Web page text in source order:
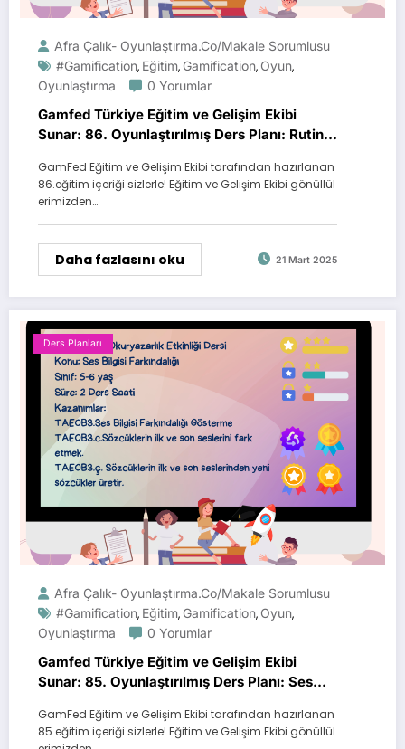
Afra Çalık- Oyunlaştırma.Co/Makale Sorumlusu
#gamification, Eğitim, Gamification, Oyun,
Oyunlaştırma
0 Yorumlar
Gamfed Türkiye Eğitim ve Gelişim Ekibi
Sunar: 86. Oyunlaştırılmış Ders Planı: Rutin
GamFed Eğitim ve Gelişim Ekibi tarafından hazırlanan
86.eğitim içeriği sizlerle! Eğitim ve Gelişim Ekibi gönüllül
erimizden…
Daha fazlasını oku 21 Mart 2025
Ders Planları
Afra Çalık- Oyunlaştırma.Co/Makale Sorumlusu
#gamification, Eğitim, Gamification, Oyun,
Oyunlaştırma
0 Yorumlar
Gamfed Türkiye Eğitim ve Gelişim Ekibi
Sunar: 85. Oyunlaştırılmış Ders Planı: Ses
GamFed Eğitim ve Gelişim Ekibi tarafından hazırlanan
85.eğitim içeriği sizlerle! Eğitim ve Gelişim Ekibi gönüllül